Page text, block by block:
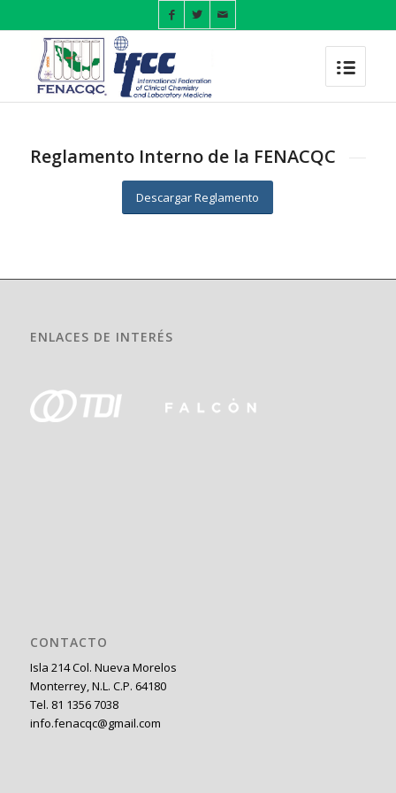
Reglamento Interno de la FENACQC
Descargar Reglamento
ENLACES DE INTERÉS
CONTACTO
Isla 214 Col. Nueva Morelos
Monterrey, N.L. C.P. 64180
Tel. 81 1356 7038
info.fenacqc@gmail.com